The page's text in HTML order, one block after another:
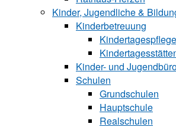
Kinder, Jugendliche &
Kinderbetreuung
Kinder- und
Schulen
Grundschulen
Hauptschule
Realschulen